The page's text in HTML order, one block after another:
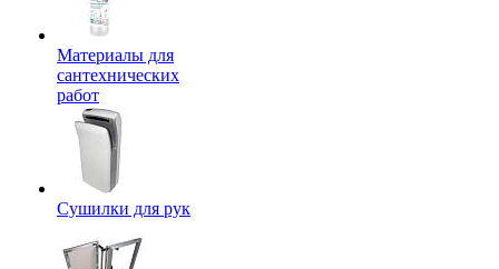
Материалы для
сантехнических
работ
Сушилки для рук